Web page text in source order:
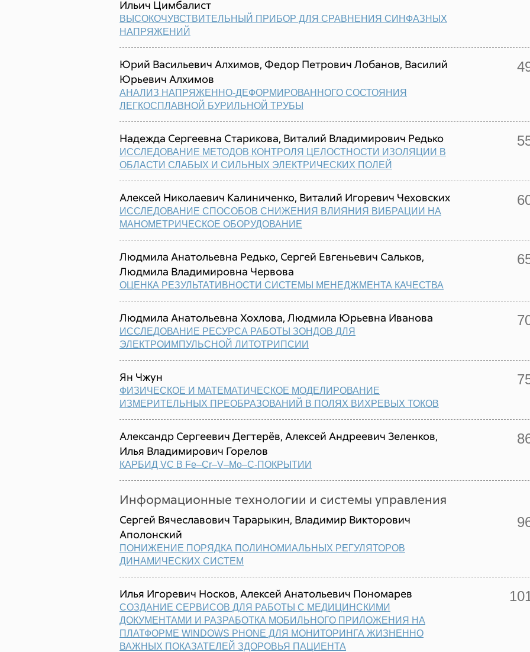
Ильич Цимбалист
ВЫСОКОЧУВСТВИТЕЛЬНЫЙ ПРИБОР ДЛЯ СРАВНЕНИЯ СИНФАЗНЫХ
НАПРЯЖЕНИЙ
Юрий Васильевич Алхимов, Федор Петрович Лобанов, Василий
Юрьевич Алхимов
АНАЛИЗ НАПРЯЖЕННО-ДЕФОРМИРОВАННОГО СОСТОЯНИЯ
ЛЕГКОСПЛАВНОЙ БУРИЛЬНОЙ ТРУБЫ
Надежда Сергеевна Старикова, Виталий Владимирович Редько
ИССЛЕДОВАНИЕ МЕТОДОВ КОНТРОЛЯ ЦЕЛОСТНОСТИ ИЗОЛЯЦИИ В
ОБЛАСТИ СЛАБЫХ И СИЛЬНЫХ ЭЛЕКТРИЧЕСКИХ ПОЛЕЙ
Алексей Николаевич Калиниченко, Виталий Игоревич Чеховских
ИССЛЕДОВАНИЕ СПОСОБОВ СНИЖЕНИЯ ВЛИЯНИЯ ВИБРАЦИИ НА
МАНОМЕТРИЧЕСКОЕ ОБОРУДОВАНИЕ
Людмила Анатольевна Редько, Сергей Евгеньевич Сальков,
Людмила Владимировна Червова
ОЦЕНКА РЕЗУЛЬТАТИВНОСТИ СИСТЕМЫ МЕНЕДЖМЕНТА КАЧЕСТВА
Людмила Анатольевна Хохлова, Людмила Юрьевна Иванова
ИССЛЕДОВАНИЕ РЕСУРСА РАБОТЫ ЗОНДОВ ДЛЯ
ЭЛЕКТРОИМПУЛЬСНОЙ ЛИТОТРИПСИИ
Ян Чжун
ФИЗИЧЕСКОЕ И МАТЕМАТИЧЕСКОЕ МОДЕЛИРОВАНИЕ
ИЗМЕРИТЕЛЬНЫХ ПРЕОБРАЗОВАНИЙ В ПОЛЯХ ВИХРЕВЫХ ТОКОВ
Александр Сергеевич Дегтерёв, Алексей Андреевич Зеленков,
Илья Владимирович Горелов
КАРБИД VC В Fe–Cr–V–Mo–C-ПОКРЫТИИ
Информационные технологии и системы управления
Сергей Вячеславович Тарарыкин, Владимир Викторович
Аполонский
ПОНИЖЕНИЕ ПОРЯДКА ПОЛИНОМИАЛЬНЫХ РЕГУЛЯТОРОВ
ДИНАМИЧЕСКИХ СИСТЕМ
Илья Игоревич Носков, Алексей Анатольевич Пономарев
СОЗДАНИЕ СЕРВИСОВ ДЛЯ РАБОТЫ С МЕДИЦИНСКИМИ
ДОКУМЕНТАМИ И РАЗРАБОТКА МОБИЛЬНОГО ПРИЛОЖЕНИЯ НА
ПЛАТФОРМЕ WINDOWS PHONE ДЛЯ МОНИТОРИНГА ЖИЗНЕННО
ВАЖНЫХ ПОКАЗАТЕЛЕЙ ЗДОРОВЬЯ ПАЦИЕНТА